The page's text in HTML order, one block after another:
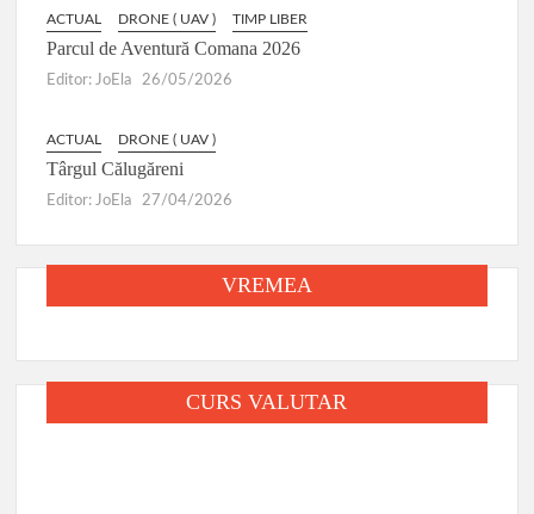
ACTUAL DRONE ( UAV ) TIMP LIBER
Parcul de Aventură Comana 2026
Editor: JoEla 26/05/2026
ACTUAL DRONE ( UAV )
Târgul Călugăreni
Editor: JoEla 27/04/2026
VREMEA
CURS VALUTAR